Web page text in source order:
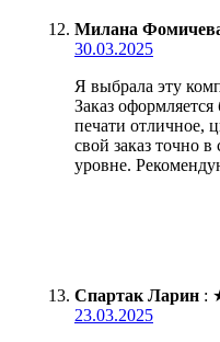
Милана
30.03.2025
Я выбрала эту
Заказ
печати отличное,
свой заказ точно
уровне.
Спартак Ларин :
23.03.2025